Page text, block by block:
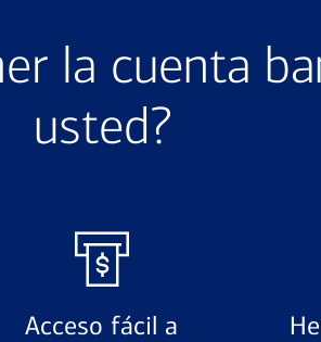
la cuenta
usted?
Acceso fácil a